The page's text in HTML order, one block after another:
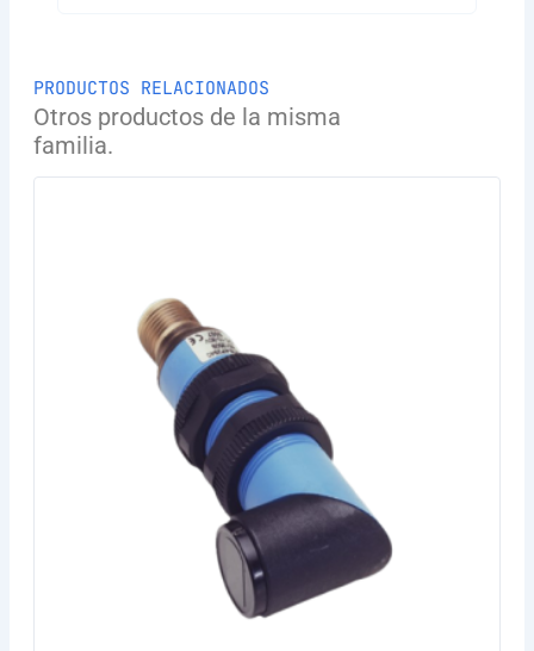
PRODUCTOS RELACIONADOS
Otros productos de la misma
familia.